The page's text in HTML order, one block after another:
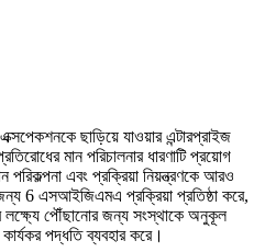
ছাড়িয়ে যাওয়ার এন্টারপ্রাইজ
মান পরিচালনার ধারণাটি প্রয়োগ
পরিকল্পনা এবং প্রক্রিয়া নিয়ন্ত্রণকে আরও
6 এসআইজিএমএ প্রক্রিয়া প্রতিষ্ঠা করে,
লক্ষ্যে পৌঁছানোর জন্য সংস্থাকে অনুকূল
পদ্ধতি ব্যবহার করে।